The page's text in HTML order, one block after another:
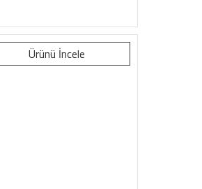
Ürünü İncele